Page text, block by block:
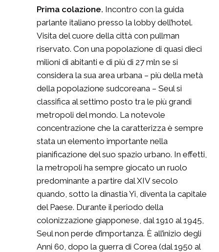
Prima colazione. Incontro con la guida
parlante italiano presso la lobby dell’hotel.
Visita del cuore della città con pullman
riservato. Con una popolazione di quasi dieci
milioni di abitanti e di più di 27 mln se si
considera la sua area urbana – più della metà
della popolazione sudcoreana – Seul si
classifica al settimo posto tra le più grandi
metropoli del mondo. La notevole
concentrazione che la caratterizza è sempre
stata un elemento importante nella
pianificazione del suo spazio urbano. In effetti,
la metropoli ha sempre giocato un ruolo
predominante a partire dal XIV secolo
quando, sotto la dinastia Yi, diventa la capitale
del Paese. Durante il periodo della
colonizzazione giapponese, dal 1910 al 1945,
Seul non perde d’importanza. È all’inizio degli
Anni 60, dopo la guerra di Corea (dal 1950 al